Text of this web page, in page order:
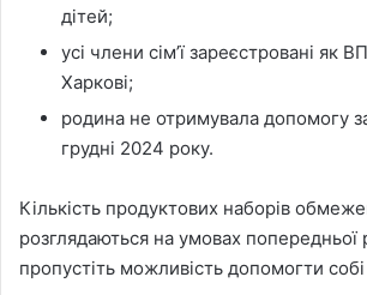
дітей;
усі члени сім’ї зареєстровані як
Харкові;
родина не отримувала допомогу
грудні 2024 року.
Кількість продуктових наборів
розглядаються на умовах попередньої
пропустіть можливість допомогти собі